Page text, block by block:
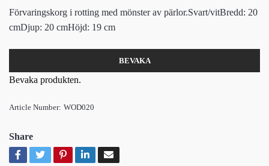
Förvaringskorg i rotting med mönster av pärlor.Svart/vitBredd: 20
cmDjup: 20 cmHöjd: 19 cm
BEVAKA
Bevaka produkten.
Article Number: WOD020
Share